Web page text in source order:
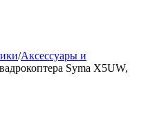
/Аксессуары и
Syma X5UW,